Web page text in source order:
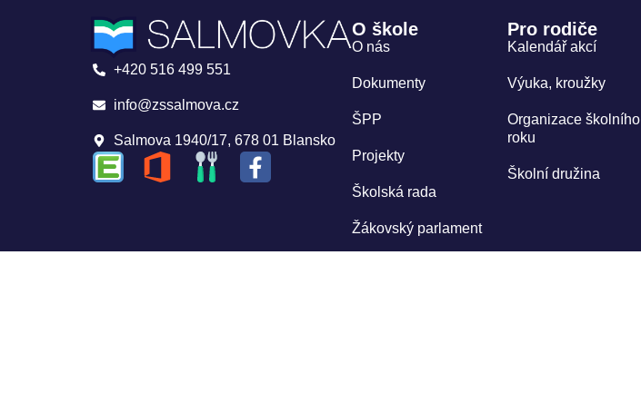
+420 516 499 551
info@zssalmova.cz
Salmova 1940/17, 678 01 Blansko
O škole
O nás
Dokumenty
ŠPP
Projekty
Školská rada
Žákovský parlament
Pro rodiče
Kalendář akcí
Výuka, kroužky
Organizace školního
roku
Školní družina